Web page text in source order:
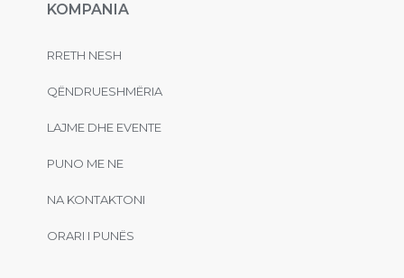
KOMPANIA
RRETH NESH
QËNDRUESHMËRIA
LAJME DHE EVENTE
PUNO ME NE
NA KONTAKTONI
ORARI I PUNËS